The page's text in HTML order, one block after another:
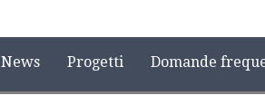
News Progetti Domande